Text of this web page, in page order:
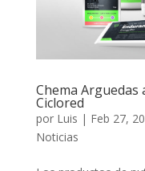
Chema Arguedas
Ciclored
por Luis | Feb 27,
Noticias